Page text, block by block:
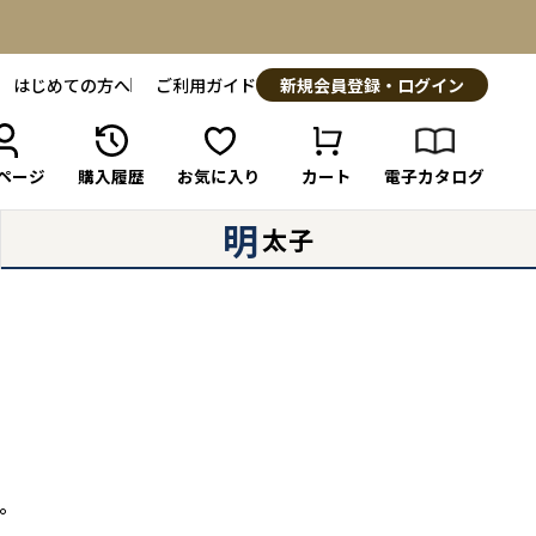
はじめての方へ ご利用ガイド 新規会員登録・ログイン
ージ 購入履歴 お気に入り カート 電子カタログ
明太子